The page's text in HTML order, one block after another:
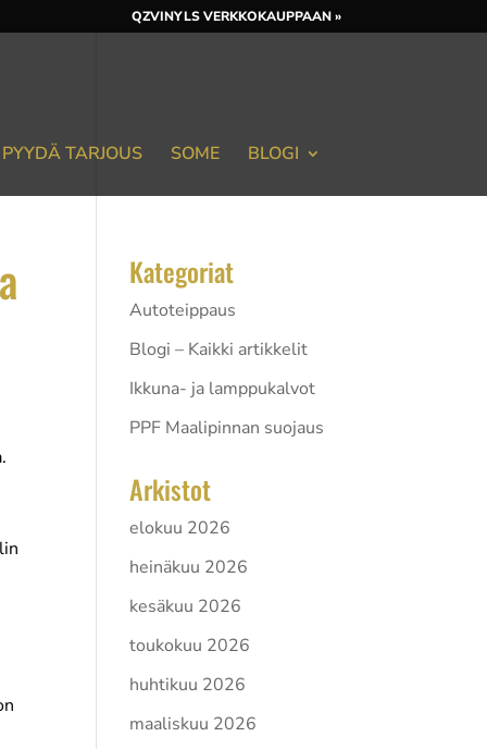
QZVINYLS VERKKOKAUPPAAN »
PYYDÄ TARJOUS SOME BLOGI
Kategoriat
Autoteippaus
Blogi – Kaikki artikkelit
Ikkuna- ja lamppukalvot
PPF Maalipinnan suojaus
Arkistot
elokuu 2026
heinäkuu 2026
kesäkuu 2026
toukokuu 2026
huhtikuu 2026
maaliskuu 2026